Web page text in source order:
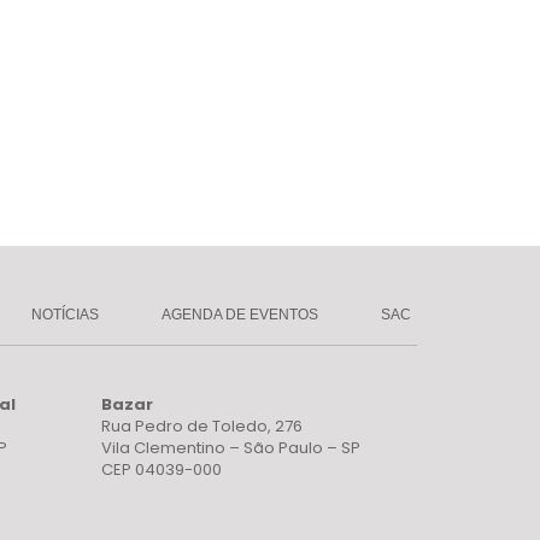
NOTÍCIAS AGENDA DE EVENTOS SAC
Bazar
Rua Pedro de Toledo, 276
Vila Clementino – São Paulo – SP
CEP 04039-000